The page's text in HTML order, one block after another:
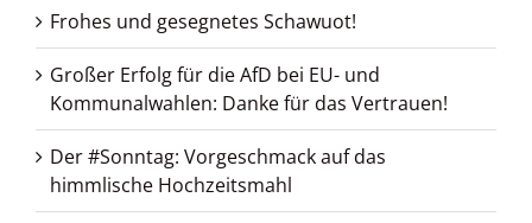
Frohes und gesegnetes Schawuot!
Großer Erfolg für die AfD bei EU- und
Kommunalwahlen: Danke für das Vertrauen!
Der #Sonntag: Vorgeschmack auf das
himmlische Hochzeitsmahl